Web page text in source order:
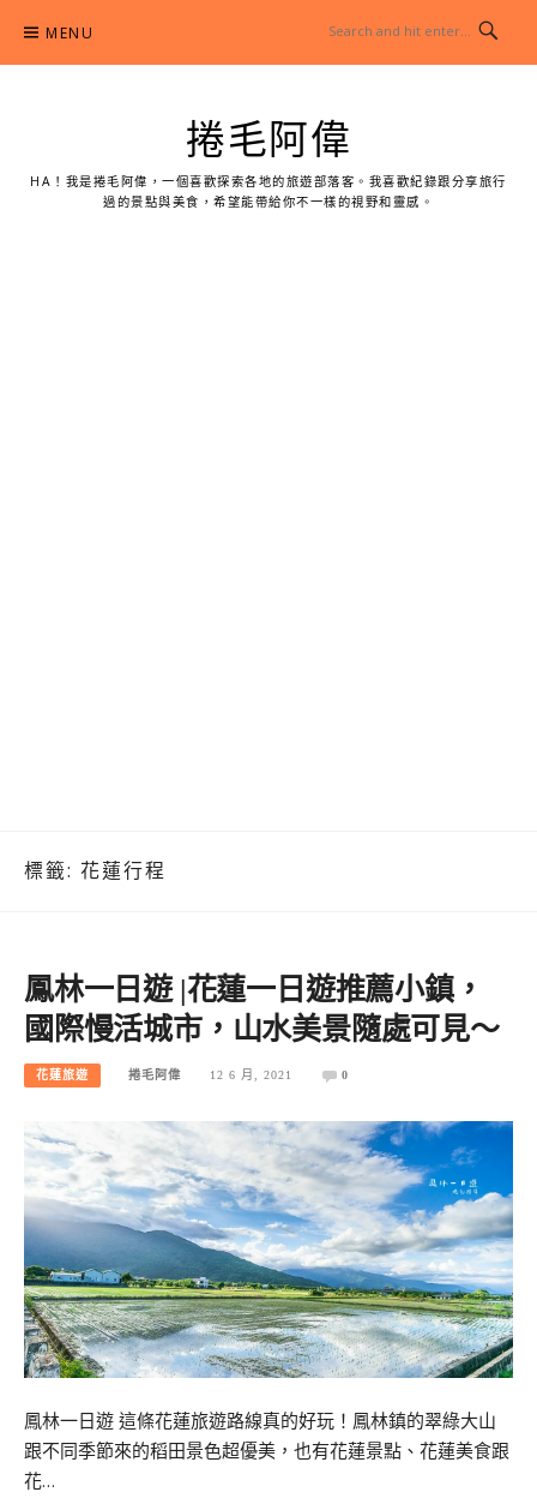
content
MENU
捲毛阿偉
HA！我是捲毛阿偉，一個喜歡探索各地的旅遊部落客。我喜歡紀錄跟分享旅行
過的景點與美食，希望能帶給你不一樣的視野和靈感。
標籤: 花蓮行程
鳳林一日遊 |花蓮一日遊推薦小鎮，
國際慢活城市，山水美景隨處可見～
花蓮旅遊 捲毛阿偉 12 6 月, 2021 0
鳳林一日遊 這條花蓮旅遊路線真的好玩！鳳林鎮的翠綠大山
跟不同季節來的稻田景色超優美，也有花蓮景點、花蓮美食跟
花…